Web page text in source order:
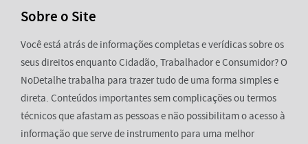
Sobre o Site
Você está atrás de informações completas e verídicas sobre os
seus direitos enquanto Cidadão, Trabalhador e Consumidor? O
NoDetalhe trabalha para trazer tudo de uma forma simples e
direta. Conteúdos importantes sem complicações ou termos
técnicos que afastam as pessoas e não possibilitam o acesso à
informação que serve de instrumento para uma melhor